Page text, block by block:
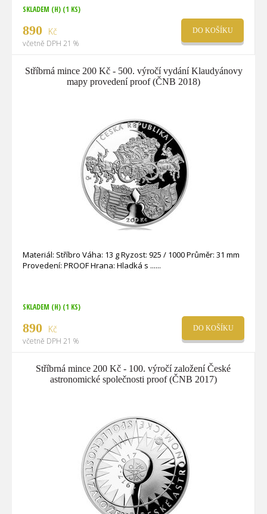
SKLADEM (H) (1 KS)
890 Kč
včetně DPH 21 %
DO KOŠÍKU
Stříbrná mince 200 Kč - 500. výročí vydání Klaudyánovy
mapy provedení proof (ČNB 2018)
Materiál: Stříbro Váha: 13 g Ryzost: 925 / 1000 Průměr: 31 mm
Provedení: PROOF Hrana: Hladká s ...
SKLADEM (H) (1 KS)
890 Kč
včetně DPH 21 %
DO KOŠÍKU
Stříbrná mince 200 Kč - 100. výročí založení České
astronomické společnosti proof (ČNB 2017)